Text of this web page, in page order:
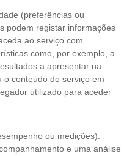
(preferências ou
podem registar informações
ao serviço com
como, por exemplo, a
a apresentar na
o conteúdo do serviço em
utilizado para aceder
ou medições):
e uma análise